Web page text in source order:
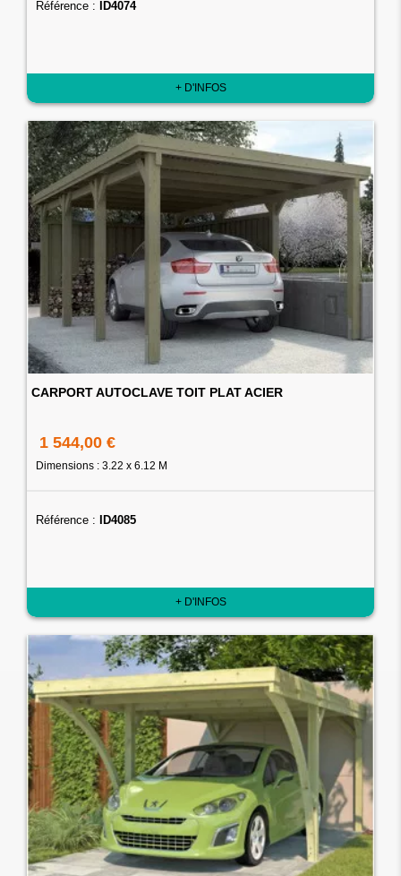
Référence : ID4074
+ D'INFOS
CARPORT AUTOCLAVE TOIT PLAT ACIER
1 544,00 €
Dimensions : 3.22 x 6.12 M
Référence : ID4085
+ D'INFOS